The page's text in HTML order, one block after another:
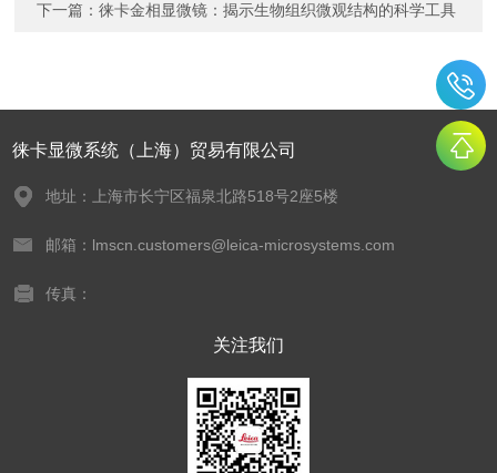
下一篇：徕卡金相显微镜：揭示生物组织微观结构的科学工具
徕卡显微系统（上海）贸易有限公司
地址：上海市长宁区福泉北路518号2座5楼
邮箱：lmscn.customers@leica-microsystems.com
传真：
关注我们